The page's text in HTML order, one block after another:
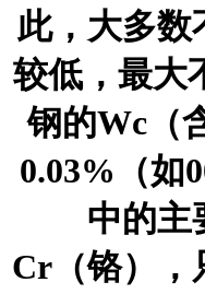
此，大多数
较低，最大
钢的Wc（
0.03%（如
中的主
Cr（铬），